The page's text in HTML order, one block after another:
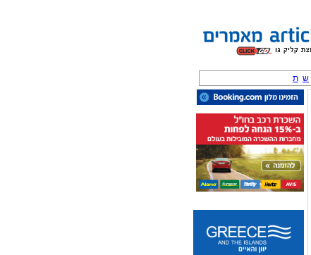
ש ת